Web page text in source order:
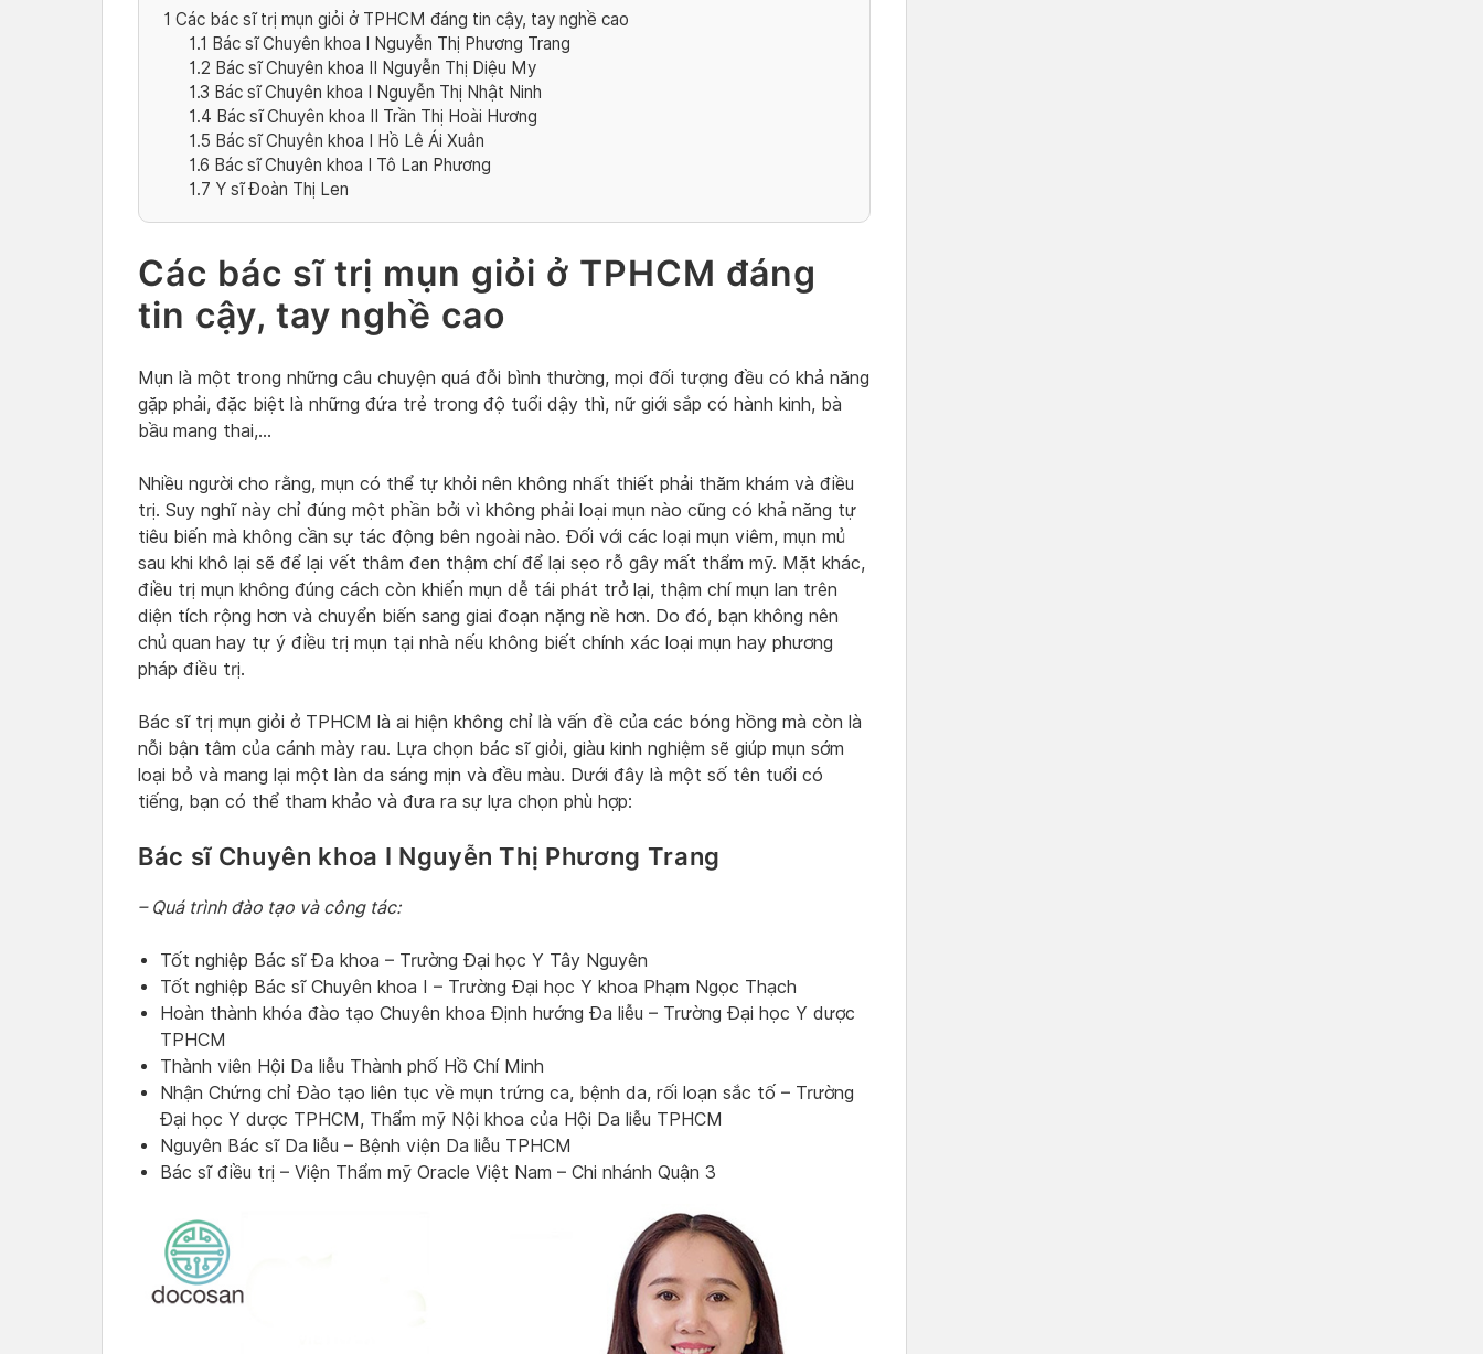
1 Các bác sĩ trị mụn giỏi ở TPHCM đáng tin cậy, tay nghề cao
1.1 Bác sĩ Chuyên khoa I Nguyễn Thị Phương Trang
1.2 Bác sĩ Chuyên khoa II Nguyễn Thị Diệu My
1.3 Bác sĩ Chuyên khoa I Nguyễn Thị Nhật Ninh
1.4 Bác sĩ Chuyên khoa II Trần Thị Hoài Hương
1.5 Bác sĩ Chuyên khoa I Hồ Lê Ái Xuân
1.6 Bác sĩ Chuyên khoa I Tô Lan Phương
1.7 Y sĩ Đoàn Thị Len
Các bác sĩ trị mụn giỏi ở TPHCM đáng
tin cậy, tay nghề cao
Mụn là một trong những câu chuyện quá đỗi bình thường, mọi đối tượng đều có khả năng
gặp phải, đặc biệt là những đứa trẻ trong độ tuổi dậy thì, nữ giới sắp có hành kinh, bà
bầu mang thai,…
Nhiều người cho rằng, mụn có thể tự khỏi nên không nhất thiết phải thăm khám và điều
trị. Suy nghĩ này chỉ đúng một phần bởi vì không phải loại mụn nào cũng có khả năng tự
tiêu biến mà không cần sự tác động bên ngoài nào. Đối với các loại mụn viêm, mụn mủ
sau khi khô lại sẽ để lại vết thâm đen thậm chí để lại sẹo rỗ gây mất thẩm mỹ. Mặt khác,
điều trị mụn không đúng cách còn khiến mụn dễ tái phát trở lại, thậm chí mụn lan trên
diện tích rộng hơn và chuyển biến sang giai đoạn nặng nề hơn. Do đó, bạn không nên
chủ quan hay tự ý điều trị mụn tại nhà nếu không biết chính xác loại mụn hay phương
pháp điều trị.
Bác sĩ trị mụn giỏi ở TPHCM là ai hiện không chỉ là vấn đề của các bóng hồng mà còn là
nỗi bận tâm của cánh mày rau. Lựa chọn bác sĩ giỏi, giàu kinh nghiệm sẽ giúp mụn sớm
loại bỏ và mang lại một làn da sáng mịn và đều màu. Dưới đây là một số tên tuổi có
tiếng, bạn có thể tham khảo và đưa ra sự lựa chọn phù hợp:
Bác sĩ Chuyên khoa I Nguyễn Thị Phương Trang
– Quá trình đào tạo và công tác:
Tốt nghiệp Bác sĩ Đa khoa – Trường Đại học Y Tây Nguyên
Tốt nghiệp Bác sĩ Chuyên khoa I – Trường Đại học Y khoa Phạm Ngọc Thạch
Hoàn thành khóa đào tạo Chuyên khoa Định hướng Đa liễu – Trường Đại học Y dược
TPHCM
Thành viên Hội Da liễu Thành phố Hồ Chí Minh
Nhận Chứng chỉ Đào tạo liên tục về mụn trứng ca, bệnh da, rối loạn sắc tố – Trường
Đại học Y dược TPHCM, Thẩm mỹ Nội khoa của Hội Da liễu TPHCM
Nguyên Bác sĩ Da liễu – Bệnh viện Da liễu TPHCM
Bác sĩ điều trị – Viện Thẩm mỹ Oracle Việt Nam – Chi nhánh Quận 3